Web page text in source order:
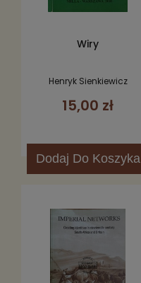
Wiry
Henryk Sienkiewicz
15,00 zł
Dodaj Do Koszyka